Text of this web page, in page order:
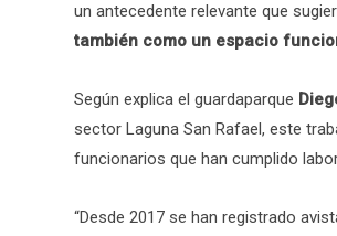
un antecedente relevante que
también como un espacio
Según explica el guardaparque
sector Laguna San Rafael, este
funcionarios que han cumplido
“Desde 2017 se han registrado